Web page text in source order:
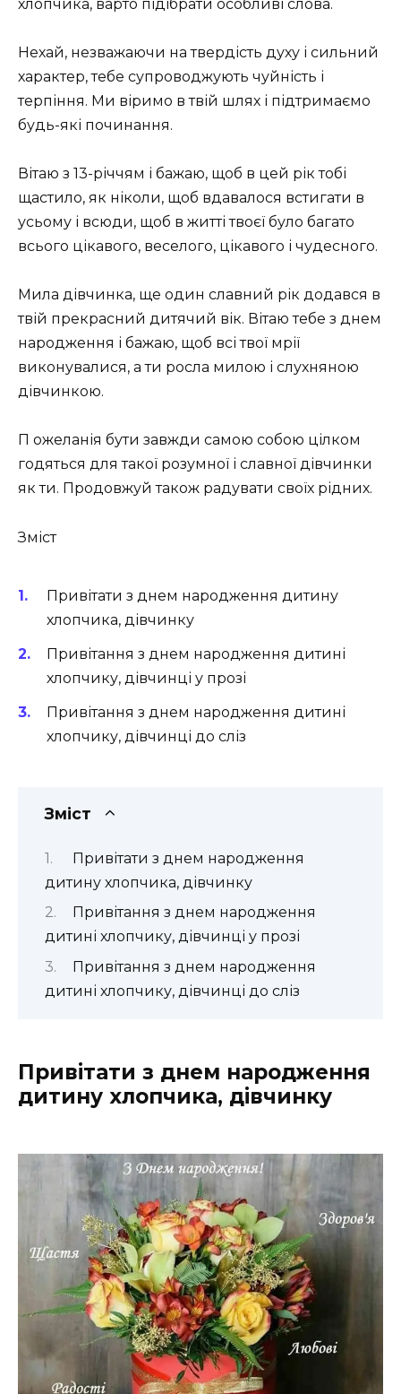
хлопчика, варто підібрати особливі слова.
Нехай, незважаючи на твердість духу і сильний
характер, тебе супроводжують чуйність і
терпіння. Ми віримо в твій шлях і підтримаємо
будь-які починання.
Вітаю з 13-річчям і бажаю, щоб в цей рік тобі
щастило, як ніколи, щоб вдавалося встигати в
усьому і всюди, щоб в житті твоєї було багато
всього цікавого, веселого, цікавого і чудесного.
Мила дівчинка, ще один славний рік додався в
твій прекрасний дитячий вік. Вітаю тебе з днем
​​народження і бажаю, щоб всі твої мрії
виконувалися, а ти росла милою і слухняною
дівчинкою.
П ожеланія бути завжди самою собою цілком
годяться для такої розумної і славної дівчинки
як ти. Продовжуй також радувати своїх рідних.
Зміст
Привітати з днем народження дитину
хлопчика, дівчинку
Привітання з днем народження дитині
хлопчику, дівчинці у прозі
Привітання з днем народження дитині
хлопчику, дівчинці до сліз
Зміст
Привітати з днем народження
дитину хлопчика, дівчинку
Привітання з днем народження
дитині хлопчику, дівчинці у прозі
Привітання з днем народження
дитині хлопчику, дівчинці до сліз
Привітати з днем народження
дитину хлопчика, дівчинку